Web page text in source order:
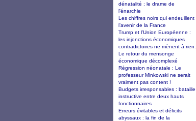
dénatalité ; le drame de
l'énarchie
Les chiffres noirs qui endeuillent
l’avenir de la France
Trump et l’Union Européenne :
les injonctions économiques
contradictoires ne mènent à rien.
Le retour du mensonge
économique décomplexé
Régression néonatale : Le
professeur Minkowski ne serait
vraiment pas content !
Budgets irresponsables : bataille
instructive entre deux hauts
fonctionnaires
Erreurs évitables et déficits
abyssaux : la fin de la